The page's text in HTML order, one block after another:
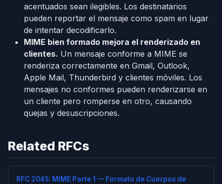
acentuados sean ilegibles. Los destinatarios
pueden reportar el mensaje como spam en lugar
de intentar decodificarlo.
MIME bien formado mejora el renderizado en
clientes. Un mensaje conforme a MIME se
renderiza correctamente en Gmail, Outlook,
Apple Mail, Thunderbird y clientes móviles. Los
mensajes no conformes pueden renderizarse en
un cliente pero romperse en otro, causando
quejas y desuscripciones.
Related RFCs
RFC 2045: MIME Parte 1 — Formato de Cuerpos de